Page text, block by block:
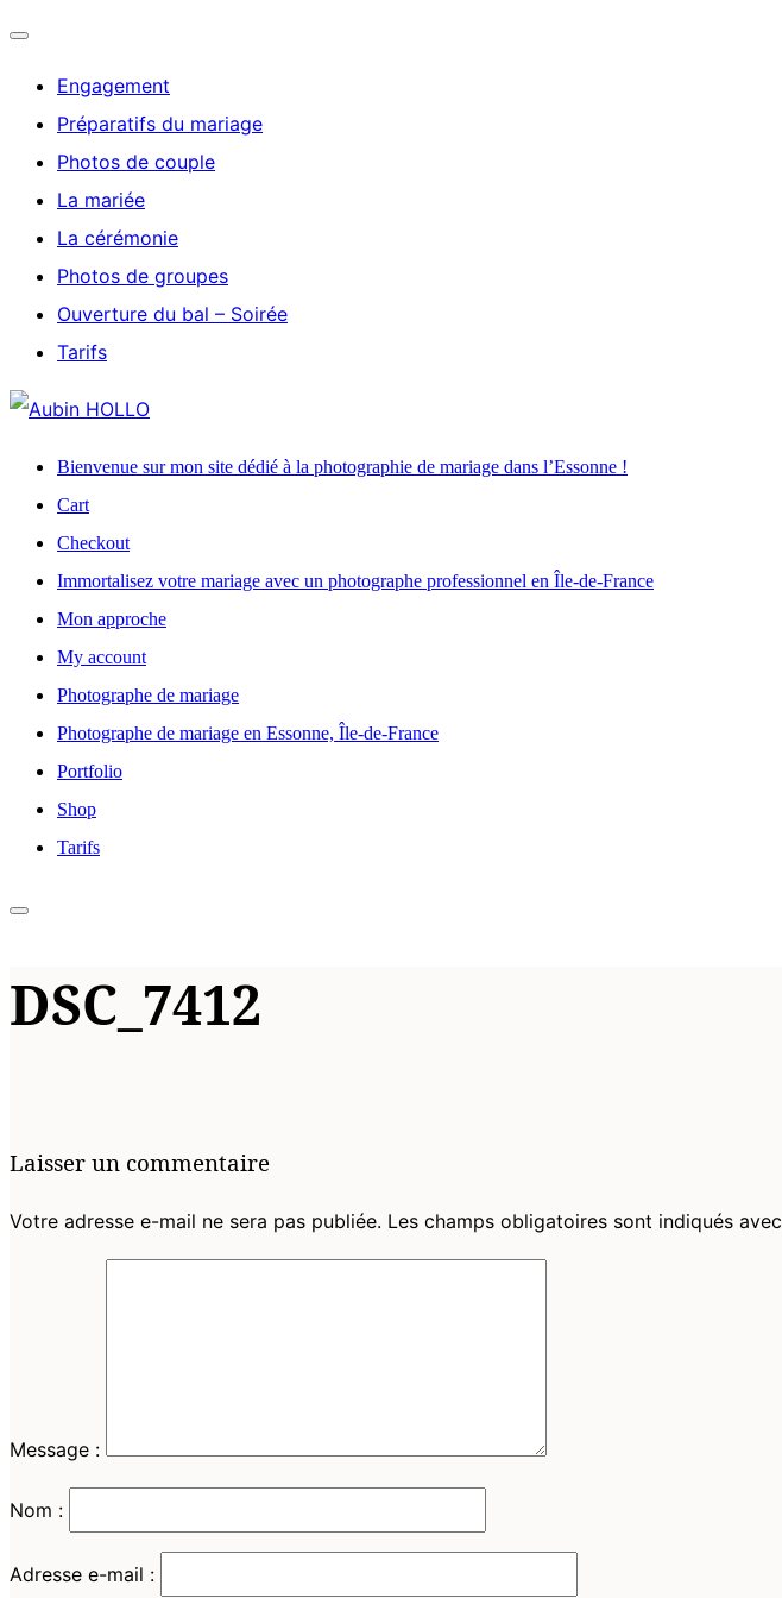
navigation
Engagement
Préparatifs du mariage
Photos de couple
La mariée
La cérémonie
Photos de groupes
Ouverture du bal – Soirée
Tarifs
Aller
Bienvenue sur mon site dédié à la photographie de mariage dans l’Essonne !
Cart
Checkout
Immortalisez votre mariage avec un photographe professionnel en Île-de-France
Mon approche
My account
Photographe de mariage
Photographe de mariage en Essonne, Île-de-France
Portfolio
Shop
Tarifs
colonne
navigation
DSC_7412
Laisser un commentaire
Votre adresse e-mail ne sera pas publiée. Les champs obligatoires sont indiqués avec
Message :
Nom :
Adresse e-mail :